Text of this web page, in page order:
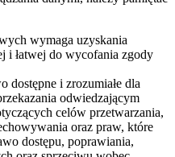
wymaga uzyskania
i łatwej do wycofania zgody
dostępne i zrozumiałe dla
odwiedzającym
celów przetwarzania,
oraz praw, które
dostępu, poprawiania,